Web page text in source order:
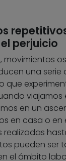
perjuicio
movimientos
una serie
que
viajamos
en un
en casa o en
realizadas
pueden ser
el ámbito